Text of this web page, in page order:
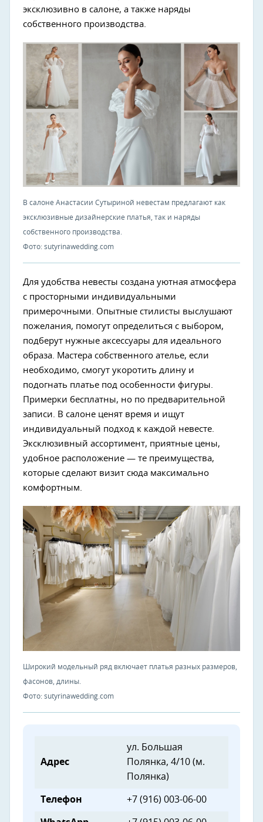
эксклюзивно в салоне, а также наряды
собственного производства.
В салоне Анастасии Сутыриной невестам предлагают как
эксклюзивные дизайнерские платья, так и наряды
собственного производства.
Фото: sutyrinawedding.com
Для удобства невесты создана уютная атмосфера
с просторными индивидуальными
примерочными. Опытные стилисты выслушают
пожелания, помогут определиться с выбором,
подберут нужные аксессуары для идеального
образа. Мастера собственного ателье, если
необходимо, смогут укоротить длину и
подогнать платье под особенности фигуры.
Примерки бесплатны, но по предварительной
записи. В салоне ценят время и ищут
индивидуальный подход к каждой невесте.
Эксклюзивный ассортимент, приятные цены,
удобное расположение — те преимущества,
которые сделают визит сюда максимально
комфортным.
Широкий модельный ряд включает платья разных размеров,
фасонов, длины.
Фото: sutyrinawedding.com
Адрес
ул. Большая
Полянка, 4/10 (м.
Полянка)
Телефон +7 (916) 003-06-00